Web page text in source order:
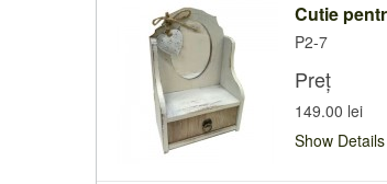
Cutie
P2-7
Preț
149.00 lei
Show Details